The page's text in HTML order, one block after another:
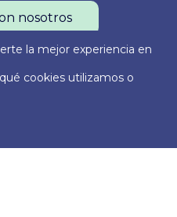
nosotros
de Cookies
la mejor experiencia en
cookies utilizamos o